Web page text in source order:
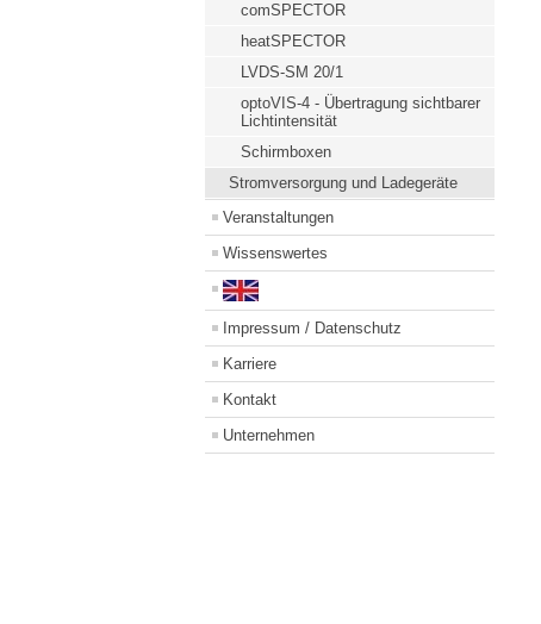
comSPECTOR
heatSPECTOR
LVDS-SM 20/1
optoVIS-4 - Übertragung sichtbarer
Lichtintensität
Schirmboxen
Stromversorgung und Ladegeräte
Veranstaltungen
Wissenswertes
Impressum / Datenschutz
Karriere
Kontakt
Unternehmen